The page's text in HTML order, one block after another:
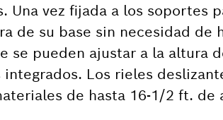
Una vez fijada a los soportes
de su base sin necesidad
se pueden ajustar a la altura
Los rieles
de hasta 16-1/2 ft. de